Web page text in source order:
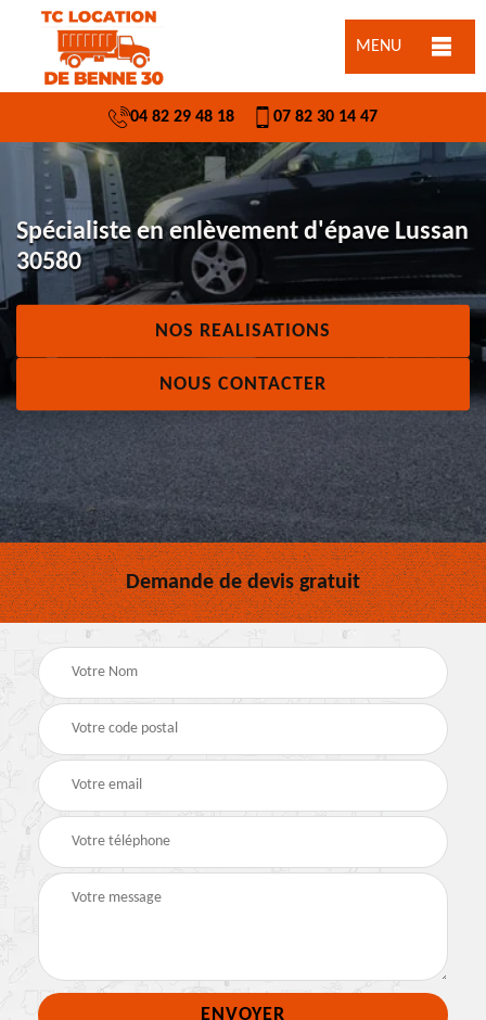
MENU
04 82 29 48 18 07 82 30 14 47
Spécialiste en enlèvement d'épave Lussan
30580
NOS REALISATIONS
NOUS CONTACTER
Demande de devis gratuit